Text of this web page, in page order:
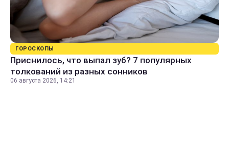
ГОРОСКОПЫ
Приснилось, что выпал зуб? 7 популярных
толкований из разных сонников
06 августа 2026, 14:21